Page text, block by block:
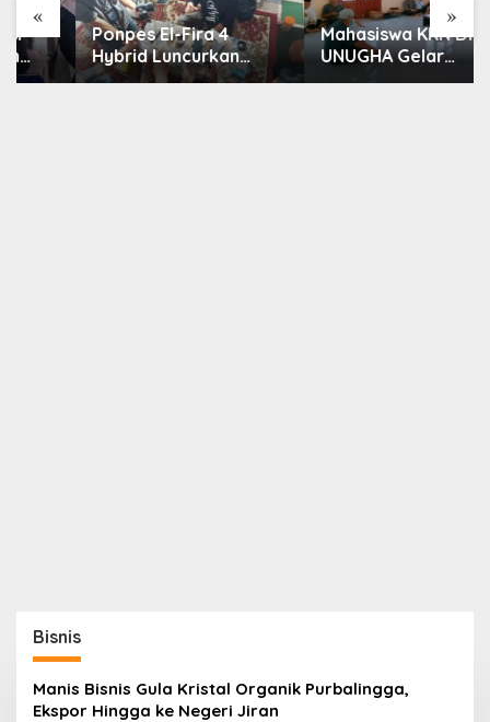
« »
Ponpes El-Fira 4
Hybrid Luncurkan
Program JunioSmart,
Mahasiswa KKN DR 02
UNUGHA Gelar
Sosialisasi Edukasi
Bisnis
Manis Bisnis Gula Kristal Organik Purbalingga,
Ekspor Hingga ke Negeri Jiran